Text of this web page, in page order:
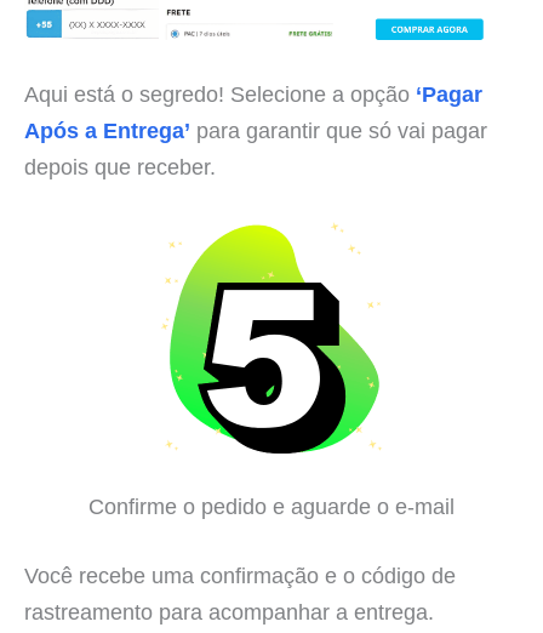
Aqui está o segredo! Selecione a opção ‘Pagar
Após a Entrega’ para garantir que só vai pagar
depois que receber.
Confirme o pedido e aguarde o e-mail
Você recebe uma confirmação e o código de
rastreamento para acompanhar a entrega.